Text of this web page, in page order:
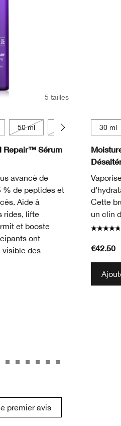
5 tailles
50 ml 30 ml 75 ml
Repair™ Sérum
avancé de
% de peptides et
Aide à
rides, lifte
et booste
ont
visible des
30 ml
Cette
un clin
€42.50
premier avis